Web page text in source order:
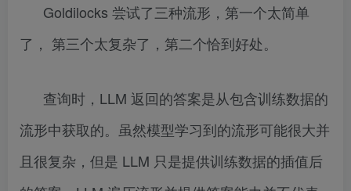
Goldilocks 尝试了三种流形，第一个太简单
了， 第三个太复杂了，第二个恰到好处。
查询时，LLM 返回的答案是从包含训练数据的
流形中获取的。虽然模型学习到的流形可能很大并
且很复杂，但是 LLM 只是提供训练数据的插值后